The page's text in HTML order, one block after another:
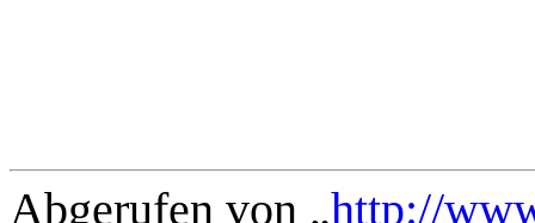
Abgerufen von „http://